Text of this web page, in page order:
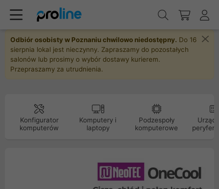
Odbiór osobisty w Poznaniu chwilowo niedostępny. Do 16
sierpnia lokal jest nieczynny. Zapraszamy do pozostałych
salonów lub prosimy o wybór dostawy kurierem.
Przepraszamy za utrudnienia.
Konfigurator
komputerów
Komputery i
laptopy
Podzespoły
komputerowe